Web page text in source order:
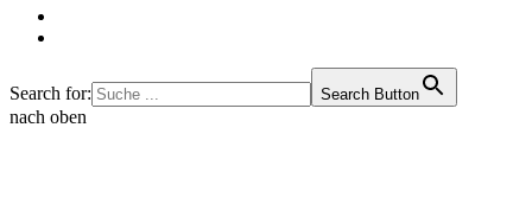
Search for: Search Button
nach oben